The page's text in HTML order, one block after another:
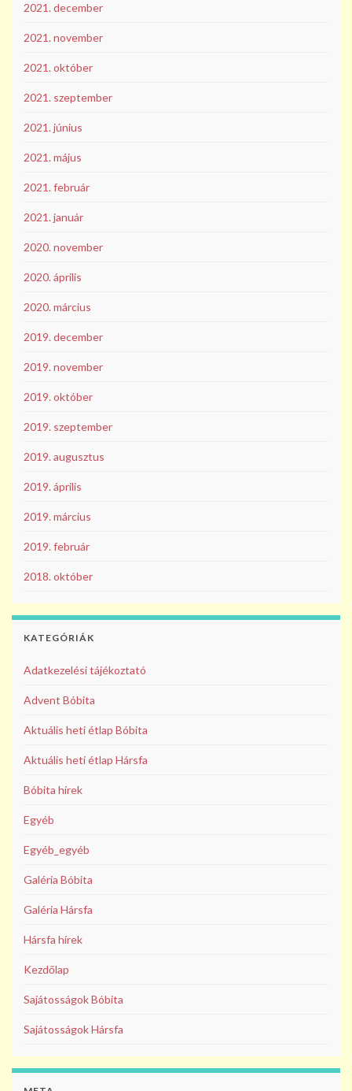
2021. december
2021. november
2021. október
2021. szeptember
2021. június
2021. május
2021. február
2021. január
2020. november
2020. április
2020. március
2019. december
2019. november
2019. október
2019. szeptember
2019. augusztus
2019. április
2019. március
2019. február
2018. október
KATEGÓRIÁK
Adatkezelési tájékoztató
Advent Bóbita
Aktuális heti étlap Bóbita
Aktuális heti étlap Hársfa
Bóbita hírek
Egyéb
Egyéb_egyéb
Galéria Bóbita
Galéria Hársfa
Hársfa hírek
Kezdőlap
Sajátosságok Bóbita
Sajátosságok Hársfa